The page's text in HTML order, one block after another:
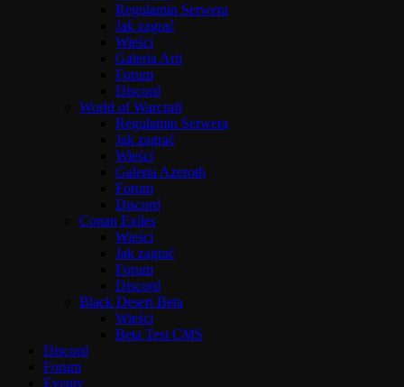
Regulamin Serwera
Jak zagrać
Wieści
Galeria Arii
Forum
Discord
World of Warcraft
Regulamin Serwera
Jak zagrać
Wieści
Galeria Azeroth
Forum
Discord
Conan Exiles
Wieści
Jak zagrać
Forum
Discord
Black Desert Beta
Wieści
Beta Test CMS
Discord
Forum
Eventy